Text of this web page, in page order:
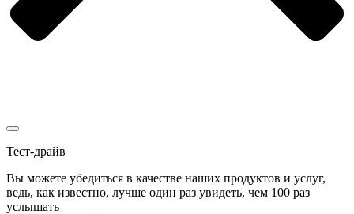
Тест-драйв
Вы можете убедиться в качестве наших продуктов и услуг,
ведь, как известно, лучше один раз увидеть, чем 100 раз
услышать